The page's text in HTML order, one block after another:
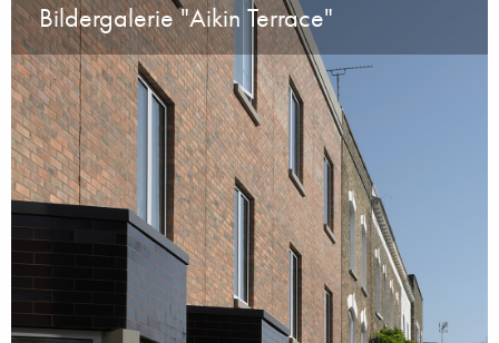
Bildergalerie "Aikin Terrace"